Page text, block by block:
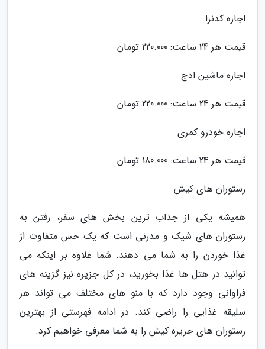
اجاره کدنزا
قیمت هر 24 ساعت: 220.000 تومان
اجاره ماشین ادج
قیمت هر 24 ساعت: 220.000 تومان
اجاره خودرو کمری
قیمت هر 24 ساعت: 180.000 تومان
رستوران های کیش
همیشه یکی از جذاب ترین بخش های سفر، رفتن به
رستوران های شیک و مدرنی است که یک حس متفاوت از
غذا خوردن را به شما می دهند. شما علاوه بر اینکه می
توانید در هتل ها غذا بخورید، در کل جزیره نیز گزینه های
فراوانی وجود دارد که با منو های مختلف می تواند هر
سلیقه غذایی را راضی کند. در ادامه فهرستی از بهترین
رستوران های جزیره کیش را به شما معرفی خواهیم کرد.